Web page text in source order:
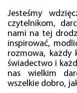
Jesteśmy
czytelnikom,
nami na tej
inspirować,
rozmowa, każdy
świadectwo i
nas wielkim
wszelkie dobro,